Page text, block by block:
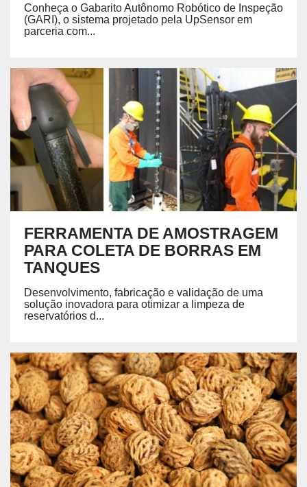
Conheça o Gabarito Autônomo Robótico de Inspeção
(GARI), o sistema projetado pela UpSensor em
parceria com...
FERRAMENTA DE AMOSTRAGEM
PARA COLETA DE BORRAS EM
TANQUES
Desenvolvimento, fabricação e validação de uma
solução inovadora para otimizar a limpeza de
reservatórios d...